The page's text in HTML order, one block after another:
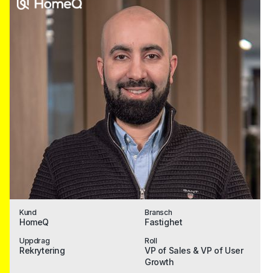
Kund
HomeQ
Bransch
Fastighet
Uppdrag
Rekrytering
Roll
VP of Sales & VP of User
Growth